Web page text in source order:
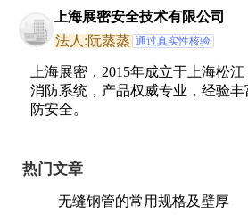
上海展密安全技术有限公司
法人:阮蒸蒸 通过真实性核验
上海展密，2015年成立于上海松
消防系统，产品权威专业，经验
防安全。
热门文章
无缝钢管的常用规格及壁厚